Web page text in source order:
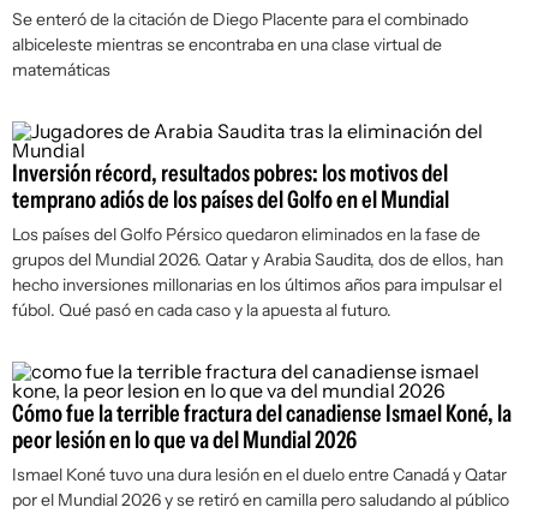
Se enteró de la citación de Diego Placente para el combinado
albiceleste mientras se encontraba en una clase virtual de
matemáticas
Inversión récord, resultados pobres: los motivos del
temprano adiós de los países del Golfo en el Mundial
Los países del Golfo Pérsico quedaron eliminados en la fase de
grupos del Mundial 2026. Qatar y Arabia Saudita, dos de ellos, han
hecho inversiones millonarias en los últimos años para impulsar el
fúbol. Qué pasó en cada caso y la apuesta al futuro.
Cómo fue la terrible fractura del canadiense Ismael Koné, la
peor lesión en lo que va del Mundial 2026
Ismael Koné tuvo una dura lesión en el duelo entre Canadá y Qatar
por el Mundial 2026 y se retiró en camilla pero saludando al público